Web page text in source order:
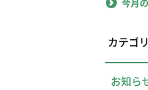
今月
カテゴ
お知ら